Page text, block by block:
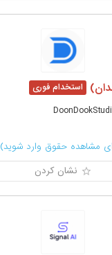
مشاهده حقوق وارد شوید)
نشان کردن